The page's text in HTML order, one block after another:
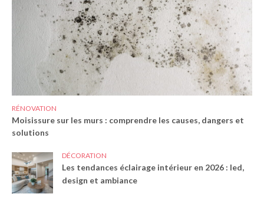
RÉNOVATION
Moisissure sur les murs : comprendre les causes, dangers et
solutions
DÉCORATION
Les tendances éclairage intérieur en 2026 : led,
design et ambiance